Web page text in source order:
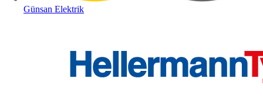
Günsan Elektrik